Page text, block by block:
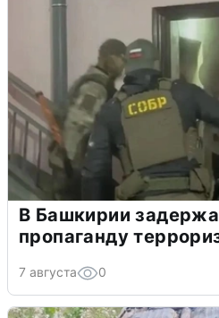
В Башкирии
пропаганду
7 августа 0